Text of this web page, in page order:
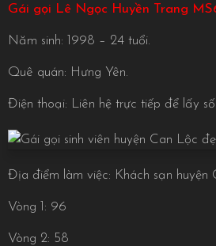
Gái gọi Lê Ngọc Huyền Trang
Năm sinh: 1998 – 24 tuổi.
Quê quán: Hưng Yên.
Điện thoại: Liên hệ trực tiếp để lấy số.
Địa điểm làm việc: Khách sạn huyện
Vòng 1: 96
Vòng 2: 58